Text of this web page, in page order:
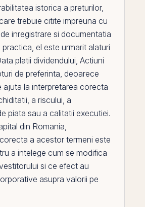
istorica a preturilor,
trebuie citite impreuna cu
inregistrare si documentatia
practica, el este urmarit alaturi
platii dividendului, Actiuni
de preferinta, deoarece
ajuta la interpretarea corecta
a riscului, a
piata sau a calitatii executiei.
din Romania,
a acestor termeni este
a intelege cum se modifica
si ce efect au
asupra valorii pe